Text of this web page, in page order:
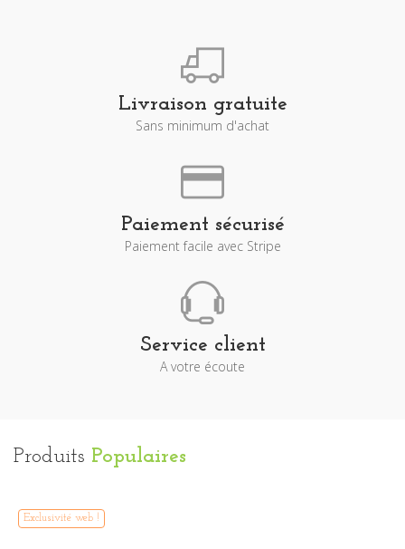
Livraison gratuite
Sans minimum d'achat
Paiement sécurisé
Paiement facile avec Stripe
Service client
A votre écoute
Produits Populaires
Exclusivité web !